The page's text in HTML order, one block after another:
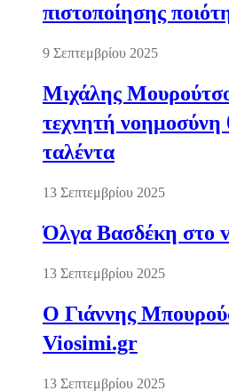
πιστοποίησης
9 Σεπτεμβρίου 2025
Μιχάλης
τεχνητή νοημοσύνη
ταλέντα
13 Σεπτεμβρίου 2025
Όλγα Βασδέκη στο
13 Σεπτεμβρίου 2025
Ο Γιάννης
Viosimi.gr
13 Σεπτεμβρίου 2025